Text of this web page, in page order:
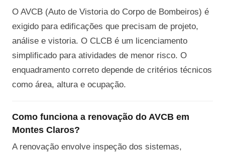
O AVCB (Auto de Vistoria do Corpo de Bombeiros) é
exigido para edificações que precisam de projeto,
análise e vistoria. O CLCB é um licenciamento
simplificado para atividades de menor risco. O
enquadramento correto depende de critérios técnicos
como área, altura e ocupação.
Como funciona a renovação do AVCB em
Montes Claros?
A renovação envolve inspeção dos sistemas,